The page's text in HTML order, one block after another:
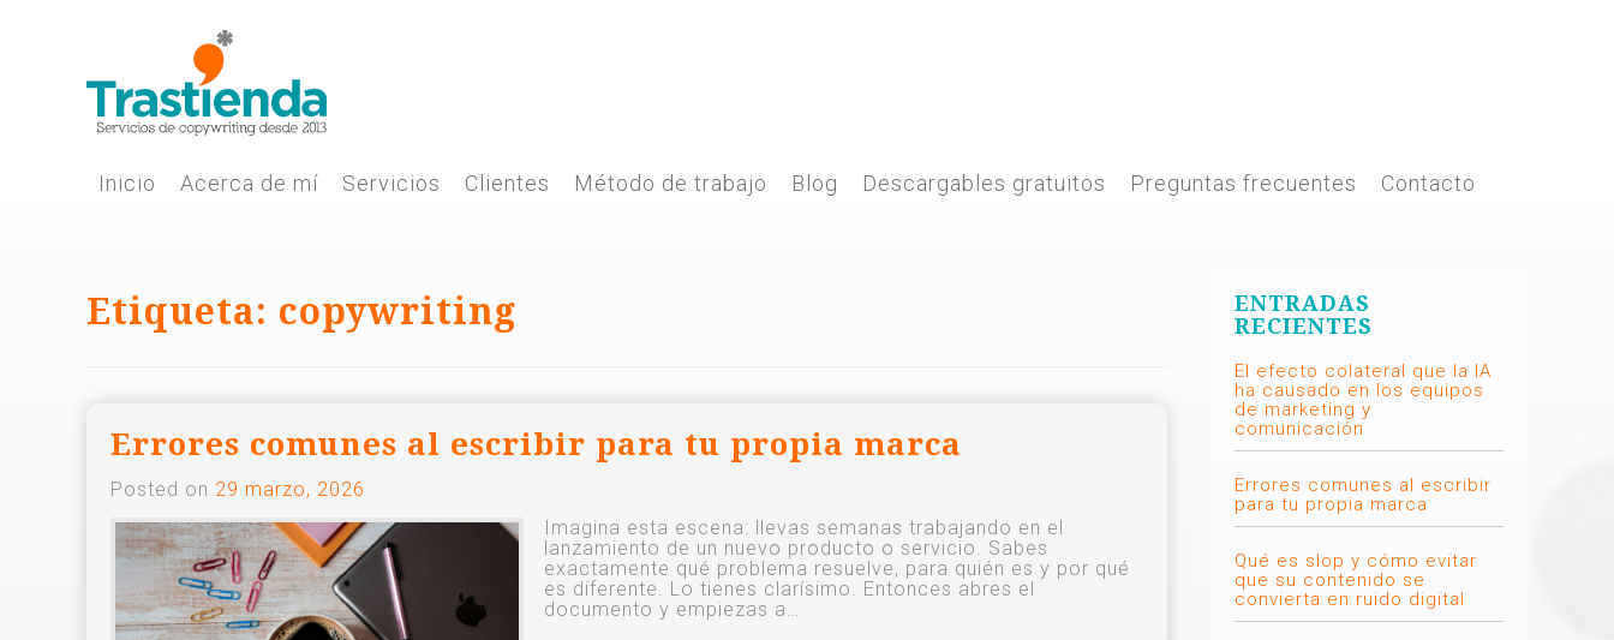
Inicio Acerca de mí Servicios Clientes Método de trabajo Blog Descargables gratuitos Preguntas frecuentes Contacto
Etiqueta: copywriting
Errores comunes al escribir para tu propia marca
Posted on 29 marzo, 2026
Imagina esta escena: llevas semanas trabajando en el
lanzamiento de un nuevo producto o servicio. Sabes
exactamente qué problema resuelve, para quién es y por qué
es diferente. Lo tienes clarísimo. Entonces abres el
documento y empiezas a…
ENTRADAS
RECIENTES
El efecto colateral que la IA
ha causado en los equipos
de marketing y
comunicación
Errores comunes al escribir
para tu propia marca
Qué es slop y cómo evitar
que su contenido se
convierta en ruido digital